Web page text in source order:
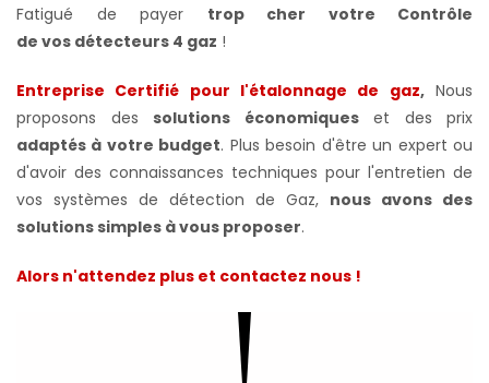
Fatigué de payer trop cher votre Contrôle
de vos détecteurs 4 gaz !
Entreprise Certifié pour l'étalonnage de gaz,Nous
proposons des solutions économiqueset des prix
adaptés à votre budget. Plus besoin d'être un expert ou
d'avoir des connaissances techniques pour l'entretien de
vos systèmes de détection de Gaz, nous avons des
solutions simples à vous proposer.
Alors n'attendez plus et contactez nous !